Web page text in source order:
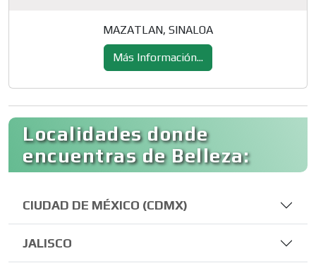
MAZATLAN, SINALOA
Más Información...
Localidades donde
encuentras de Belleza:
CIUDAD DE MÉXICO (CDMX)
JALISCO